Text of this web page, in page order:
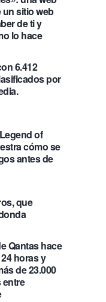
sitio web
de ti y
lo hace
6.412
por
of
cómo se
antes de
que
Qantas hace
horas y
de 23.000
entre